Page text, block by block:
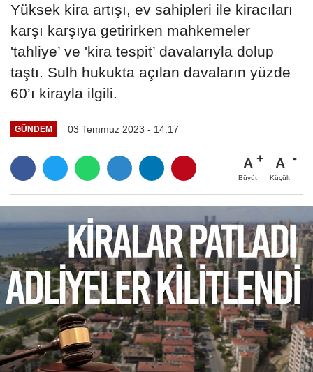
Yüksek kira artışı, ev sahipleri ile kiracıları
karşı karşıya getirirken mahkemeler
'tahliye’ ve 'kira tespit’ davalarıyla dolup
taştı. Sulh hukukta açılan davaların yüzde
60’ı kirayla ilgili.
GÜNDEM 03 Temmuz 2023 - 14:17
A
Büyüt
A
Küçült